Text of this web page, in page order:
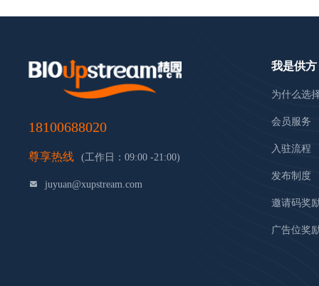
18100688020
尊享热线 (工作日：09:00 -21:00)
juyuan@xupstream.com
我是供方
为什么选
会员服务
入驻流程
发布制度
邀请码奖
广告位奖